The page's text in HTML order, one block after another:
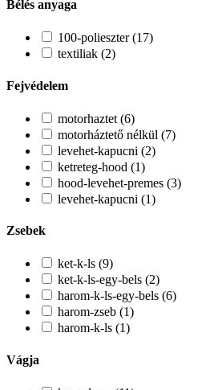
Bélés anyaga
100-polieszter (17)
textiliak (2)
Fejvédelem
motorhaztet (6)
motorháztető nélkül (7)
levehet-kapucni (2)
ketreteg-hood (1)
hood-levehet-premes (3)
levehet-kapucni (1)
Zsebek
ket-k-ls (9)
ket-k-ls-egy-bels (2)
harom-k-ls-egy-bels (6)
harom-zseb (1)
harom-k-ls (1)
Vágja